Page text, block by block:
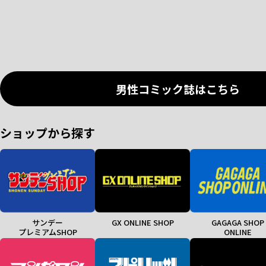
男性コミック誌はこちら
ショップから探す
サンデー
プレミアムSHOP
GX ONLINE SHOP
GAGAGA SHOP
ONLINE